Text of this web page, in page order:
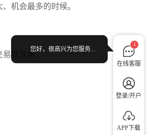
机会最多的时候。
易做准备。
1
在线客服
登录/开户
APP下载
您好，很高兴为您服务...